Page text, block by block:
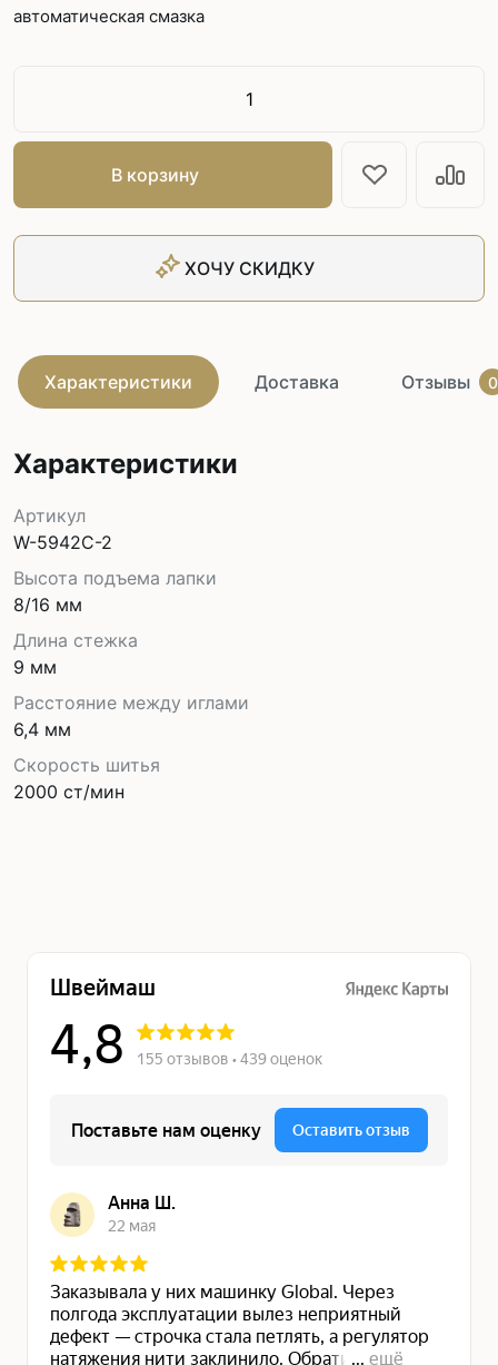
автоматическая смазка
В корзину
ХОЧУ СКИДКУ
Характеристики Доставка Отзывы 0
Характеристики
Артикул
W-5942C-2
Высота подъема лапки
8/16 мм
Длина стежка
9 мм
Расстояние между иглами
6,4 мм
Скорость шитья
2000 ст/мин